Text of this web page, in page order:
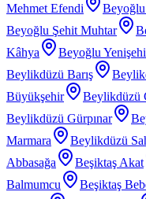
Mehmet Efendi
Beyoğlu Şehit Muhtar
Kâhya
Beyoğlu
Beylikdüzü Barış
Büyükşehir
Beylikdüzü
Beylikdüzü Gürpınar
Marmara
Beylikdüzü
Abbasağa
Beşiktaş Akat
Balmumcu
Beşiktaş